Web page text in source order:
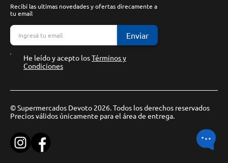
Recibí las ultimas novedades y ofertas direcamente a
tu email
Enviar
He leído y acepto losTérminos y
Condiciones
© Supermercados Devoto 2026. Todos los derechos reservados
Precios válidos únicamente para el área de entrega.